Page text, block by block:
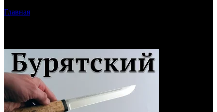
Главная